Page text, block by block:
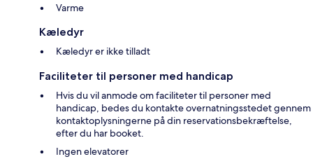
Varme
Kæledyr
Kæledyr er ikke tilladt
Faciliteter til personer med handicap
Hvis du vil anmode om faciliteter til personer med
handicap, bedes du kontakte overnatningsstedet gennem
kontaktoplysningerne på din reservationsbekræftelse,
efter du har booket.
Ingen elevatorer